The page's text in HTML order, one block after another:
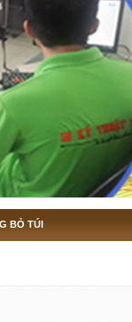
BỎ TÚI